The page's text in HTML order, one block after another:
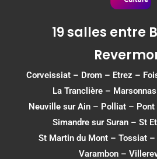
19 salles entre
Corveissiat– Drom– Etrez –
La Tranclière –
Neuville sur Ain – Polliat – Pont
Simandre sur Suran– St
St Martin du Mont– Tossiat–
Varambon–